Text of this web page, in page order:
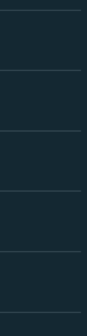
質なホモジニア
のではない
。
アイヌ人、南
代表として、こ
まり、東京の
ますから、一応
えて、韓国の
ました。また、
の人々、鹿児
です。地理的
島に近いので、
的に見て、出雲
ではないかと
わけです。こ